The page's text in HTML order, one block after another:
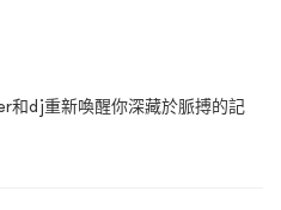
和dj重新喚醒你深藏於脈搏的記